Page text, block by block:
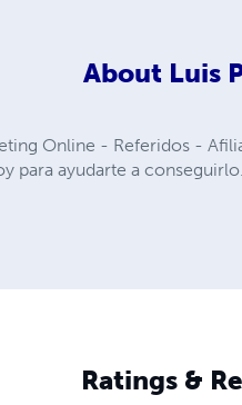
About Luis
Online - Referidos -
para ayudarte a conseguirlo.
Ratings &